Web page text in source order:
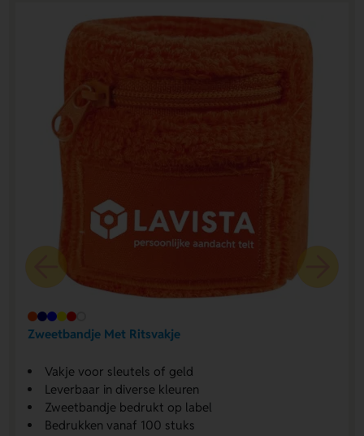
Zweetbandje Met Ritsvakje
Vakje voor sleutels of geld
Leverbaar in diverse kleuren
Zweetbandje bedrukt op label
Bedrukken vanaf 100 stuks